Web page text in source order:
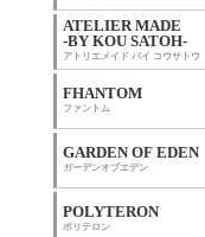
ATELIER MADE
-BY KOU SATOH-
アトリエメイド バイ コウサトウ
FHANTOM
ファントム
GARDEN OF EDEN
ガーデンオブエデン
POLYTERON
ポリテロン